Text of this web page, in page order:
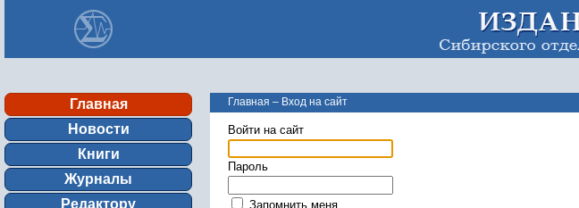
Главная
Новости
Книги
Журналы
Редактору
Главная – Вход на сайт
Войти на сайт
Пароль
Запомнить меня